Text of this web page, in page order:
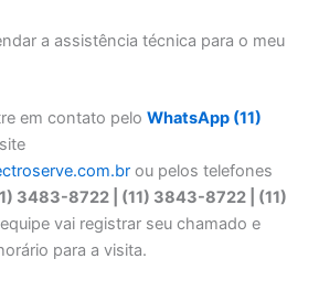
a assistência técnica para o meu
em contato peloWhatsApp (11)
ou pelos telefones
3483-8722 | (11) 3843-8722 | (11)
vai registrar seu chamado e
para a visita.